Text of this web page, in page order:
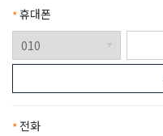
필수항목
휴대폰
필수항목
전화